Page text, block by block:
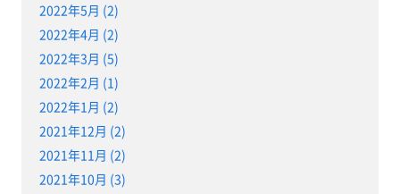
2022年5月 (2)
2022年4月 (2)
2022年3月 (5)
2022年2月 (1)
2022年1月 (2)
2021年12月 (2)
2021年11月 (2)
2021年10月 (3)